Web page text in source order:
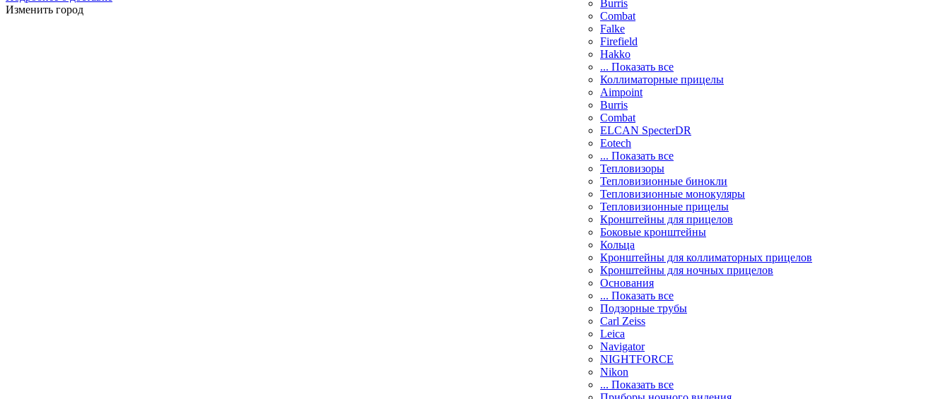
Изменить город
Burris
Combat
Falke
Firefield
Hakko
... Показать все
Коллиматорные прицелы
Aimpoint
Burris
Combat
ELCAN SpecterDR
Eotech
... Показать все
Тепловизоры
Тепловизионные бинокли
Тепловизионные монокуляры
Тепловизионные прицелы
Кронштейны для прицелов
Боковые кронштейны
Кольца
Кронштейны для коллиматорных прицелов
Кронштейны для ночных прицелов
Основания
... Показать все
Подзорные трубы
Carl Zeiss
Leica
Navigator
NIGHTFORCE
Nikon
... Показать все